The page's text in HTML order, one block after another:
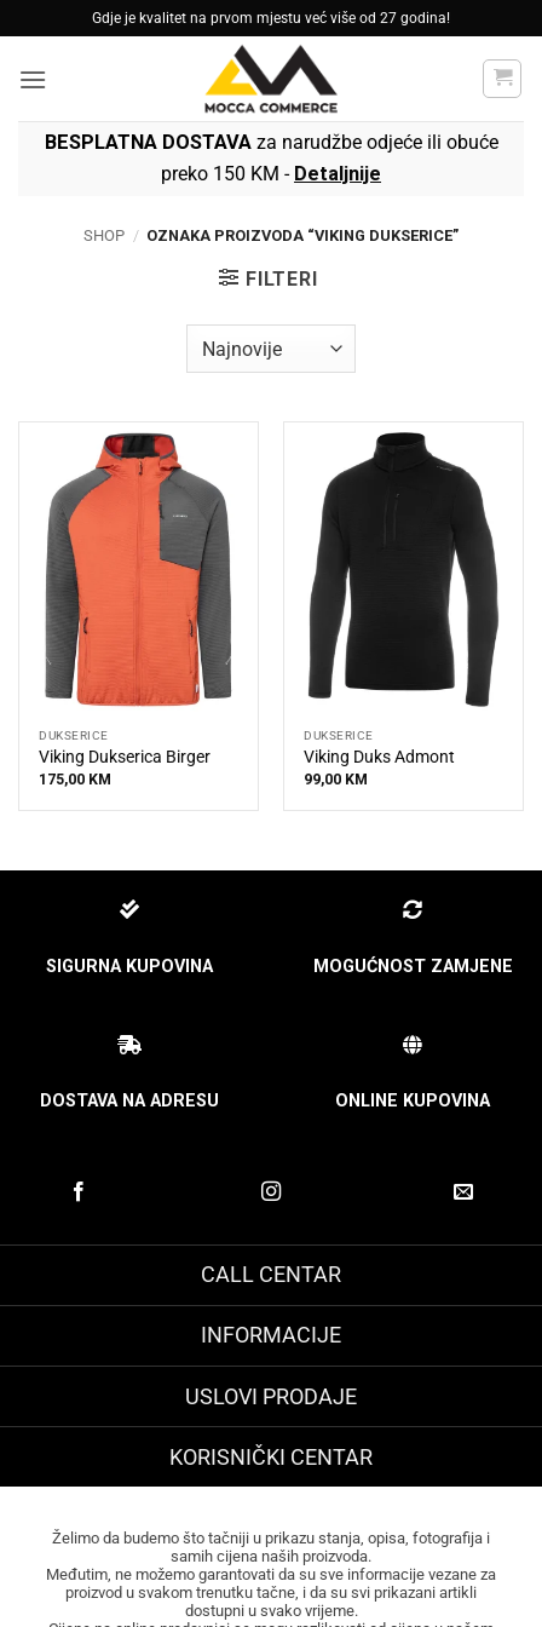
to
content
Gdje je kvalitet na prvom mjestu već više od 27 godina!
BESPLATNA DOSTAVAza narudžbe odjeće ili obuće
preko 150 KM - Detaljnije
SHOP / OZNAKA PROIZVODA “VIKING DUKSERICE”
FILTERI
DUKSERICE
Viking Dukserica Birger
175,00 KM
DUKSERICE
Viking Duks Admont
99,00 KM
SIGURNA KUPOVINA MOGUĆNOST ZAMJENE
DOSTAVA NA ADRESU ONLINE KUPOVINA
CALL CENTAR
INFORMACIJE
USLOVI PRODAJE
KORISNIČKI CENTAR
Želimo da budemo što tačniji u prikazu stanja, opisa, fotografija i
samih cijena naših proizvoda.
Međutim, ne možemo garantovati da su sve informacije vezane za
proizvod u svakom trenutku tačne, i da su svi prikazani artikli
dostupni u svako vrijeme.